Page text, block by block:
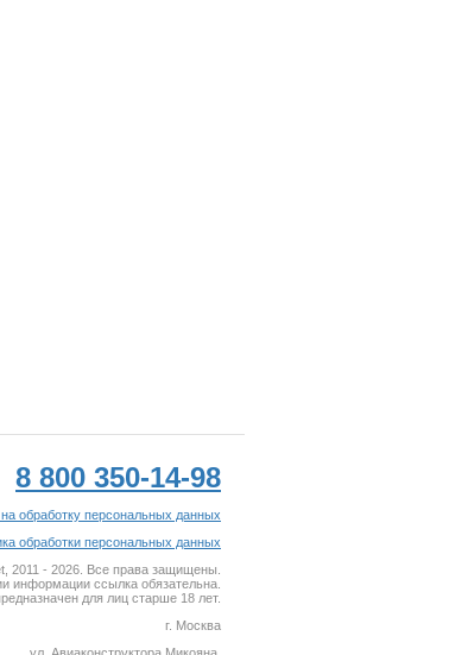
8 800 350-14-98
обработку персональных данных
обработки персональных данных
2011 - 2026. Все права защищены.
информации ссылка обязательна.
для лиц старше 18 лет.
г. Москва